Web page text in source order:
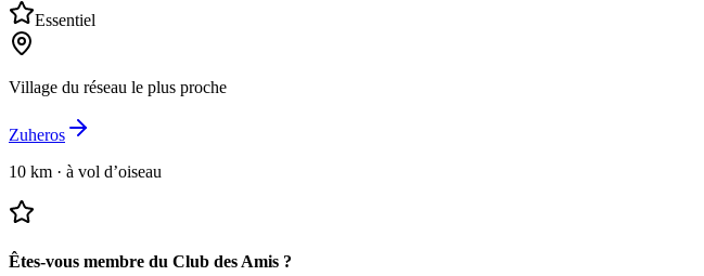
Essentiel
Village du réseau le plus proche
Zuheros
10 km · à vol d’oiseau
Êtes-vous membre du Club des Amis ?